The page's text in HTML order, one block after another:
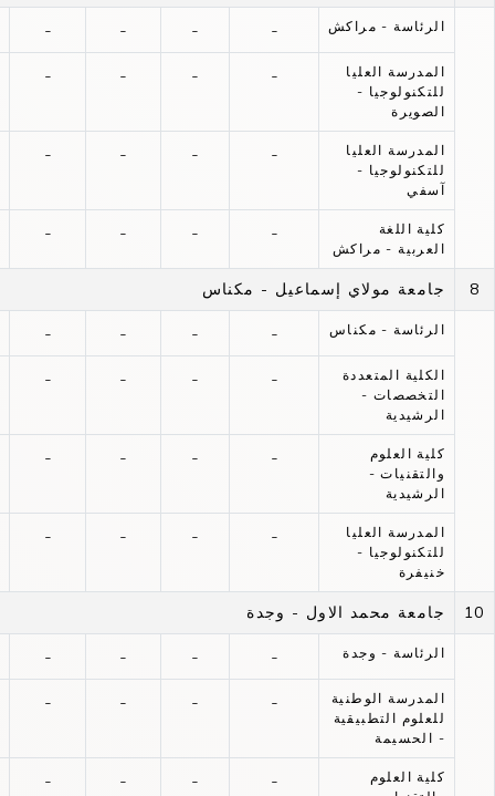
الرئاسة - مراكش -
-
-
-
المدرسة العليا
للتكنولوجيا -
الصويرة
-
-
-
-
المدرسة العليا
للتكنولوجيا -
آسفي
-
-
-
-
كلية اللغة
العربية - مراكش
-
-
-
-
8 جامعة مولاي إسماعيل - مكناس
الرئاسة - مكناس -
-
-
-
الكلية المتعددة
التخصصات -
الرشيدية
-
-
-
-
كلية العلوم
والتقنيات -
الرشيدية
-
-
-
-
المدرسة العليا
للتكنولوجيا -
خنيفرة
-
-
-
-
10 جامعة محمد الاول - وجدة
الرئاسة - وجدة -
-
-
-
المدرسة الوطنية
للعلوم التطبيقية
- الحسيمة
-
-
-
-
كلية العلوم
-
-
-
-